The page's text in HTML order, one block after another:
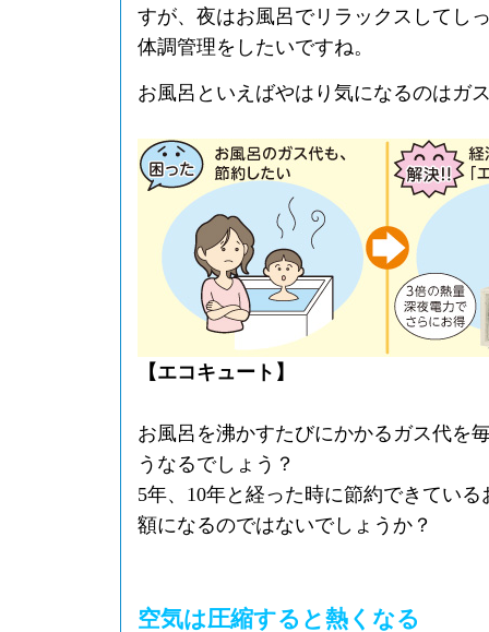
すが、夜はお風呂でリラックスしてし
体調管理をしたいですね。
お風呂といえばやはり気になるのはガ
【エコキュート】
お風呂を沸かすたびにかかるガス代を
うなるでしょう？
5年、10年と経った時に節約できてい
額になるのではないでしょうか？
空気は圧縮すると熱くなる